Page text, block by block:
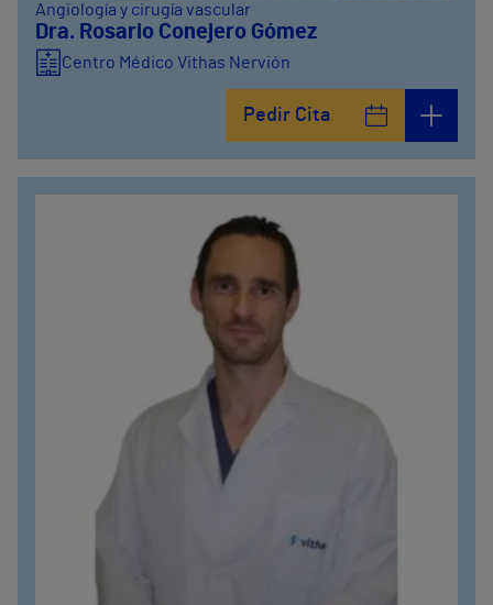
Angiología y cirugía vascular
Dra. Rosario Conejero Gómez
Centro Médico Vithas Nervión
Pedir Cita